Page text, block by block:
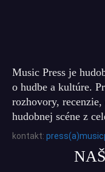
Music Press je
o hudbe a kultúre.
rozhovory,
hudobnej scéne z
kontakt: